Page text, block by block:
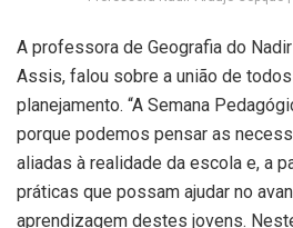
A professora de Geografia do
Assis, falou sobre a união de
planejamento. “A Semana
porque podemos pensar as
aliadas à realidade da escola e, a
práticas que possam ajudar no
aprendizagem destes jovens.